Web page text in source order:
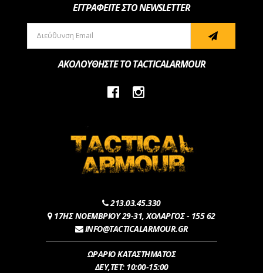
ΕΓΓΡΑΦΕΙΤΕ ΣΤΟ NEWSLETTER
ΑΚΟΛΟΥΘΗΣΤΕ ΤΟ TACTICALARMOUR
213.03.45.330
17ΗΣ ΝΟΕΜΒΡΙΟΥ 29-31, ΧΟΛΑΡΓΟΣ - 155 62
INFO@TACTICALARMOUR.GR
ΩΡΑΡΙΟ ΚΑΤΑΣΤΗΜΑΤΟΣ
ΔEY,ΤET: 10:00-15:00